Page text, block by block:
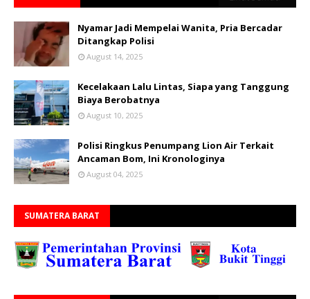
Nyamar Jadi Mempelai Wanita, Pria Bercadar
Ditangkap Polisi
August 14, 2025
Kecelakaan Lalu Lintas, Siapa yang Tanggung
Biaya Berobatnya
August 10, 2025
Polisi Ringkus Penumpang Lion Air Terkait
Ancaman Bom, Ini Kronologinya
August 04, 2025
SUMATERA BARAT